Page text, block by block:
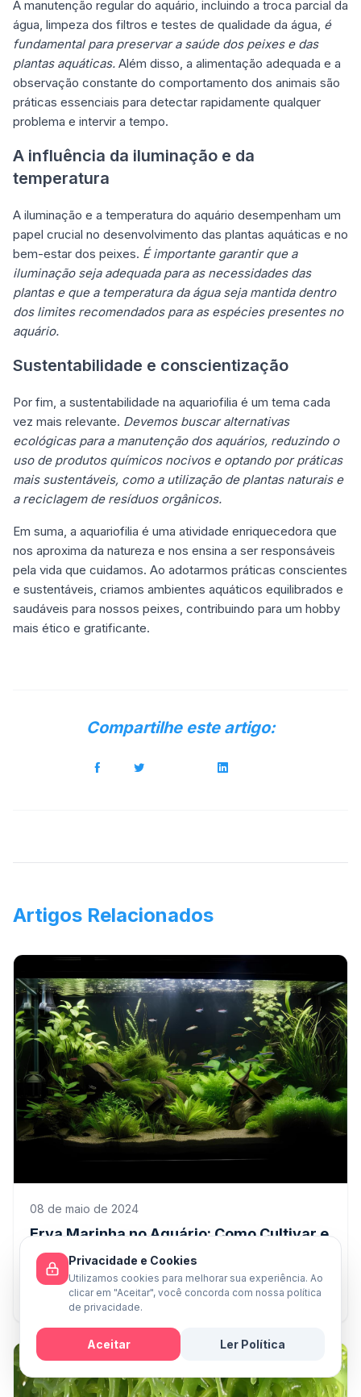
A manutenção regular do aquário, incluindo a troca parcial da
água, limpeza dos filtros e testes de qualidade da água, é
fundamental para preservar a saúde dos peixes e das
plantas aquáticas. Além disso, a alimentação adequada e a
observação constante do comportamento dos animais são
práticas essenciais para detectar rapidamente qualquer
problema e intervir a tempo.
A influência da iluminação e da
temperatura
A iluminação e a temperatura do aquário desempenham um
papel crucial no desenvolvimento das plantas aquáticas e no
bem-estar dos peixes. É importante garantir que a
iluminação seja adequada para as necessidades das
plantas e que a temperatura da água seja mantida dentro
dos limites recomendados para as espécies presentes no
aquário.
Sustentabilidade e conscientização
Por fim, a sustentabilidade na aquariofilia é um tema cada
vez mais relevante. Devemos buscar alternativas
ecológicas para a manutenção dos aquários, reduzindo o
uso de produtos químicos nocivos e optando por práticas
mais sustentáveis, como a utilização de plantas naturais e
a reciclagem de resíduos orgânicos.
Em suma, a aquariofilia é uma atividade enriquecedora que
nos aproxima da natureza e nos ensina a ser responsáveis
pela vida que cuidamos. Ao adotarmos práticas conscientes
e sustentáveis, criamos ambientes aquáticos equilibrados e
saudáveis para nossos peixes, contribuindo para um hobby
mais ético e gratificante.
Compartilhe este artigo:
Artigos Relacionados
08 de maio de 2024
Erva Marinha no Aquário: Como Cultivar e
Benefícios da Zostera Marina
Zostera marina, também conhecida como "erva
marinha", é uma espécie de planta aquática que faz
parte do grupo das angiospermas submersas, sendo
comumente encont
Privacidade e Cookies
Utilizamos cookies para melhorar sua experiência. Ao
clicar em "Aceitar", você concorda com nossa política
de privacidade.
Aceitar
Ler Política